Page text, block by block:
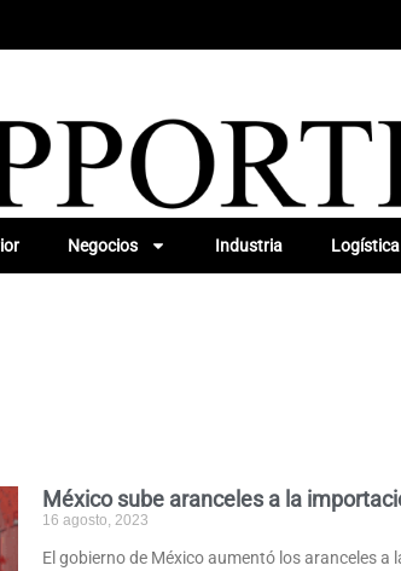
Negocios Industria Logística
México sube aranceles a la
16 agosto, 2023
El gobierno de México aumentó los aranceles